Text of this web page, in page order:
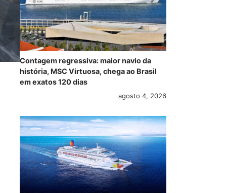
Contagem regressiva: maior navio da
história, MSC Virtuosa, chega ao Brasil
em exatos 120 dias
agosto 4, 2026